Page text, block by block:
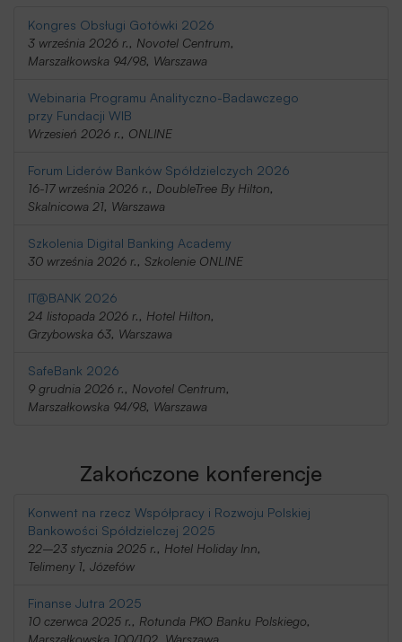
Kongres Obsługi Gotówki 2026
3 września 2026 r., Novotel Centrum,
Marszałkowska 94/98, Warszawa
Webinaria Programu Analityczno-Badawczego
przy Fundacji WIB
Wrzesień 2026 r., ONLINE
Forum Liderów Banków Spółdzielczych 2026
16-17 września 2026 r., DoubleTree By Hilton,
Skalnicowa 21, Warszawa
Szkolenia Digital Banking Academy
30 września 2026 r., Szkolenie ONLINE
IT@BANK 2026
24 listopada 2026 r., Hotel Hilton,
Grzybowska 63, Warszawa
SafeBank 2026
9 grudnia 2026 r., Novotel Centrum,
Marszałkowska 94/98, Warszawa
Zakończone konferencje
Konwent na rzecz Współpracy i Rozwoju Polskiej
Bankowości Spółdzielczej 2025
22–23 stycznia 2025 r., Hotel Holiday Inn,
Telimeny 1, Józefów
Finanse Jutra 2025
10 czerwca 2025 r., Rotunda PKO Banku Polskiego,
Marszałkowska 100/102, Warszawa